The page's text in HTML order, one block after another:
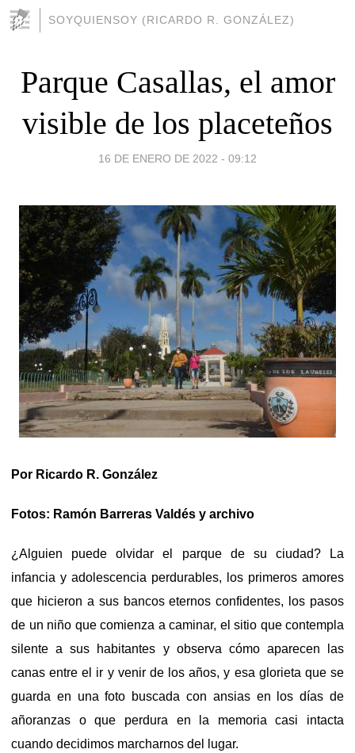
SOYQUIENSOY (RICARDO R. GONZÁLEZ)
Parque Casallas, el amor
visible de los placeteños
16 DE ENERO DE 2022 - 09:12
Por Ricardo R. González
Fotos: Ramón Barreras Valdés y archivo
¿Alguien puede olvidar el parque de su ciudad? La
infancia y adolescencia perdurables, los primeros amores
que hicieron a sus bancos eternos confidentes, los pasos
de un niño que comienza a caminar, el sitio que contempla
silente a sus habitantes y observa cómo aparecen las
canas entre el ir y venir de los años, y esa glorieta que se
guarda en una foto buscada con ansias en los días de
añoranzas o que perdura en la memoria casi intacta
cuando decidimos marcharnos del lugar.